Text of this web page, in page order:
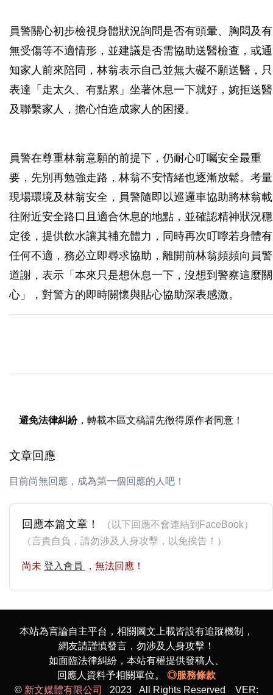
員警關心初步檢視身體狀況詢問是否有頭暈、胸悶及有
無受傷等不適情形，並建議是否需協助送醫檢查，或通
知家人前來陪同，林翁表示自己並無大礙不願送醫，只
表達「走太久、有點累」坐著休息一下就好，婉拒送醫
及聯繫家人，擔心怕造成家人的困擾。
員警在尊重林翁意願的前提下，仍耐心叮囑安全最重
要，先別再勉強走路，林翁不安情緒也逐漸放鬆。考量
現場環境及林翁安全，員警隨即以巡邏車協助將林翁載
往附近安全路口且適合休息的地點，並確認精神狀況穩
定後，提供飲水讓其補充體力，同時再次叮嚀若身體有
任何不適，務必立即尋求協助，離開前林翁頻頻向員警
道謝，表示「本來只是想休息一下，沒想到警察這麼關
心」，對警方的即時關懷與貼心協助深表感激。
避免法律糾紛，轉載本區文稿請先徵得原作者同意！
文章回應
目前尚無回應，成為第一個回應的人吧！
回應本篇文章！
（以下回應不會連結到FaceBook）
（言責自負，請勿涉及人身攻擊，以免挨告！）
尚未 登入會員 ，無法回應！
本站為言論自主平台，相關圖文上載皆設有追蹤機制，
網友請謹慎發言，勿涉及人身攻擊！
如面臨法律糾紛，本站有權提供發稿人、
回應人資料予相關單位。 ◎服務條款
© 新文媒體有限公司 2023 All Rights Reserved VER: